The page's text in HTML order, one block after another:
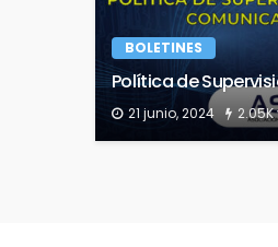
BOLETINES
Política de
21 junio, 2024